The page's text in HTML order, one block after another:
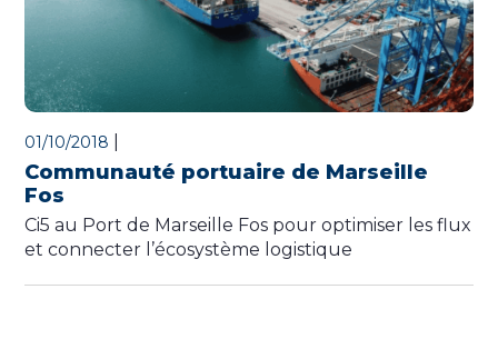
Communauté portuaire de Marseille
Fos
01/10/2018
Ci5 au Port de Marseille Fos pour optimiser les flux
et connecter l’écosystème logistique